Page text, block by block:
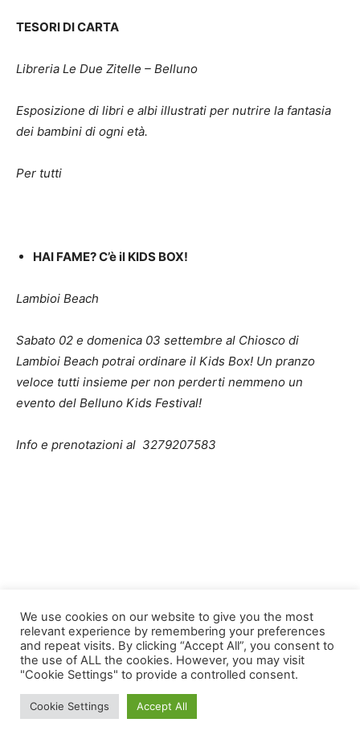
TESORI DI CARTA
Libreria Le Due Zitelle – Belluno
Esposizione di libri e albi illustrati per nutrire la fantasia
dei bambini di ogni età.
Per tutti
HAI FAME? C’è il KIDS BOX!
Lambioi Beach
Sabato 02 e domenica 03 settembre al Chiosco di
Lambioi Beach potrai ordinare il Kids Box! Un pranzo
veloce tutti insieme per non perderti nemmeno un
evento del Belluno Kids Festival!
Info e prenotazioni al 3279207583
We use cookies on our website to give you the most
relevant experience by remembering your preferences
and repeat visits. By clicking “Accept All”, you consent to
the use of ALL the cookies. However, you may visit
"Cookie Settings" to provide a controlled consent.
Cookie Settings Accept All